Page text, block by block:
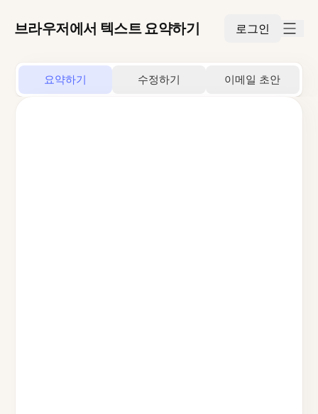
브라우저에서 텍스트 요약하기 로그인
요약하기 수정하기 이메일 초안